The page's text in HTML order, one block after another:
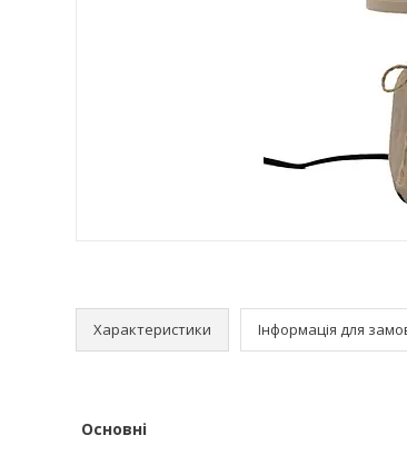
Характеристики Інформація для
Основні